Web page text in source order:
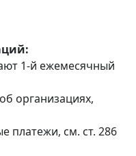
1-й ежемесячный
организациях,
платежи, см. ст. 286